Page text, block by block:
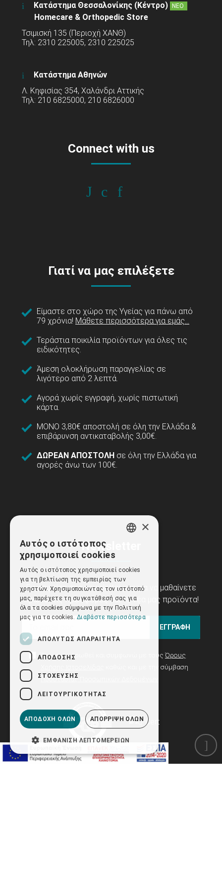
Κατάστημα Θεσσαλονίκης (Κέντρο) ΝΕΟ
Homecare & Orthopedic Store
Τσιμισκή 135 (Περιοχή ΧΑΝΘ)
Τηλ: 2310 225005, 2310 225025
Κατάστημα Αθηνών
Λ. Κηφισίας 354, Χαλάνδρι Αττικής
Τηλ: 210 6825000, 210 6826000
Connect with us
Γιατί να μας επιλέξετε
Είμαστε στο χώρο της Υγείας για πάνω από
79 χρόνια! Μάθετε περισσότερα για εμάς...
Τεράστια ποικιλία προϊόντων για όλες τις
ειδικότητες.
Άμεση ολοκλήρωση παραγγελίας σε
λιγότερο από 2 λεπτά.
Αγορά χωρίς εγγραφή, χωρίς πιστωτική
κάρτα.
ΜΟΝΟ 3,80€ αποστολή σε όλη την Ελλάδα &
επιβάρυνση αντικαταβολής 3,00€.
ΔΩΡΕΑΝ ΑΠΟΣΤΟΛΗ σε όλη την Ελλάδα για
αγορές άνω των 100€.
Newsletter
Εγγραφείτε στο newsletter μας για να μαθαίνετε
πρώτοι τις προσφορές και τα νέα μας προϊόντα!
ΕΓΓΡΑΦΗ
Έχω ενημερωθεί και συμφωνώ με τους Όρους
καθώς και με την σύμβαση
Προστασίας Προσωπικών Δεδομένων
×
Αυτός ο ιστότοπος
χρησιμοποιεί cookies
Αυτός ο ιστότοπος χρησιμοποιεί cookies
για τη βελτίωση της εμπειρίας των
χρηστών. Χρησιμοποιώντας τον ιστότοπό
μας, παρέχετε τη συγκατάθεσή σας για
όλα τα cookies σύμφωνα με την Πολιτική
μας για τα cookies. Διαβάστε περισσότερα
ΑΠΟΛΎΤΩΣ ΑΠΑΡΑΊΤΗΤΑ
ΑΠΌΔΟΣΗΣ
ΣΤΌΧΕΥΣΗΣ
ΛΕΙΤΟΥΡΓΙΚΌΤΗΤΑΣ
ΑΠΟΔΟΧΉ ΌΛΩΝ ΑΠΌΡΡΙΨΗ ΌΛΩΝ
ΕΜΦΆΝΙΣΗ ΛΕΠΤΟΜΕΡΕΙΏΝ